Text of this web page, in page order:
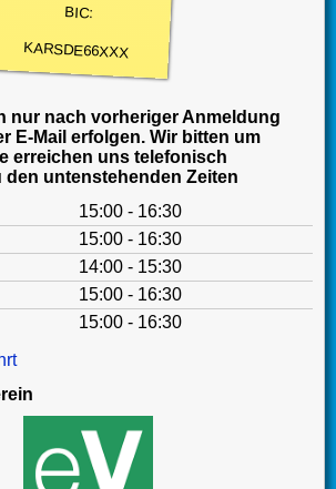
BIC:
KARSDE66XXX
nur nach vorheriger Anmeldung
E-Mail erfolgen. Wir bitten um
erreichen uns telefonisch
den untenstehenden Zeiten
15:00 - 16:30
15:00 - 16:30
14:00 - 15:30
15:00 - 16:30
15:00 - 16:30